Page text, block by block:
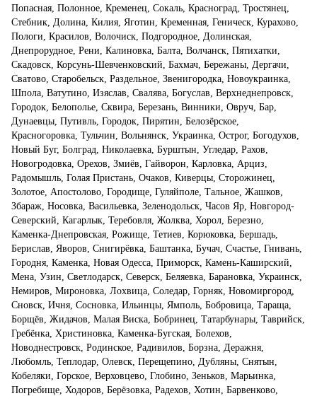
Попасная, Полонное, Кременец, Сокаль, Красноград, Тростянец,
Стебник, Долина, Килия, Яготин, Кременная, Геническ, Курахово,
Пологи, Красилов, Волочиск, Подгородное, Долинская,
Днепрорудное, Рени, Калиновка, Балта, Волчанск, Пятихатки,
Скадовск, Корсунь-Шевченковский, Бахмач, Бережаны, Дергачи,
Сватово, Старобельск, Раздельное, Звенигородка, Новоукраинка,
Шпола, Ватутино, Изяслав, Свалява, Богуслав, Верхнеднепровск,
Городок, Белополье, Сквира, Березань, Винники, Овруч, Бар,
Дунаевцы, Путивль, Городок, Пирятин, Белозёрское,
Красногоровка, Тульчин, Вольнянск, Украинка, Острог, Богодухов,
Новый Буг, Болград, Николаевка, Бурштын, Угледар, Рахов,
Новогродовка, Орехов, Змиёв, Гайворон, Карловка, Арциз,
Радомышль, Голая Пристань, Очаков, Киверцы, Сторожинец,
Золотое, Апостолово, Городище, Гуляйполе, Тальное, Жашков,
Збараж, Носовка, Васильевка, Зеленодольск, Часов Яр, Новгород-
Северский, Кагарлык, Теребовля, Жолква, Хорол, Березно,
Каменка-Днепровская, Рожище, Тетиев, Корюковка, Бершадь,
Берислав, Яворов, Снигирёвка, Баштанка, Бучач, Счастье, Гнивань,
Городня, Каменка, Новая Одесса, Приморск, Камень-Каширский,
Мена, Узин, Светлодарск, Северск, Беляевка, Барановка, Украинск,
Немиров, Мироновка, Лохвица, Соледар, Горняк, Новомиргород,
Сновск, Ичня, Сосновка, Ильинцы, Ямполь, Бобровица, Тараща,
Борщёв, Жидачов, Малая Виска, Бобринец, Татарбунары, Таврийск,
Гребёнка, Христиновка, Каменка-Бугская, Болехов,
Новоднестровск, Родинское, Радивилов, Борзна, Деражня,
Любомль, Теплодар, Олевск, Перещепино, Дубляны, Снятын,
Кобеляки, Горское, Верховцево, Глобино, Зеньков, Марьинка,
Погребище, Ходоров, Берёзовка, Радехов, Хотин, Барвенково,